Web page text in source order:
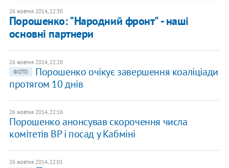
26 жовтня 2014, 22:30
Порошенко: "Народний фронт" - наші
основні партнери
26 жовтня 2014, 22:20
ФОТО
Порошенко очікує завершення коаліціади
протягом 10 днів
26 жовтня 2014, 22:16
Порошенко анонсував скорочення числа
комітетів ВР і посад у Кабміні
26 жовтня 2014, 22:01